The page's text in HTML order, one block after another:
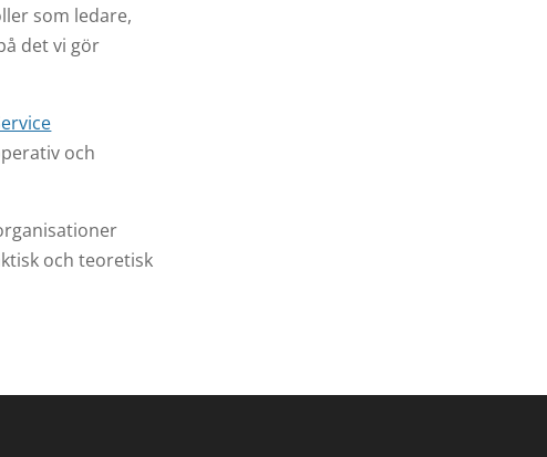
som ledare,
det vi gör
och
och teoretisk